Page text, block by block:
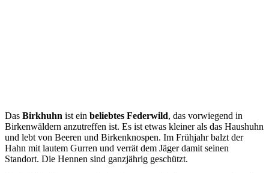
Das Birkhuhn ist ein beliebtes Federwild, das vorwiegend in
Birkenwäldern anzutreffen ist. Es ist etwas kleiner als das Haushuhn
und lebt von Beeren und Birkenknospen. Im Frühjahr balzt der
Hahn mit lautem Gurren und verrät dem Jäger damit seinen
Standort. Die Hennen sind ganzjährig geschützt.